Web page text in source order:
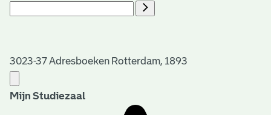
3023-37 Adresboeken Rotterdam, 1893
Mijn Studiezaal